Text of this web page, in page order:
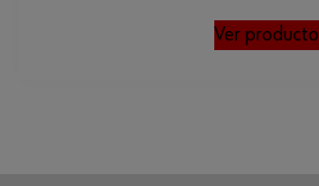
Ver producto